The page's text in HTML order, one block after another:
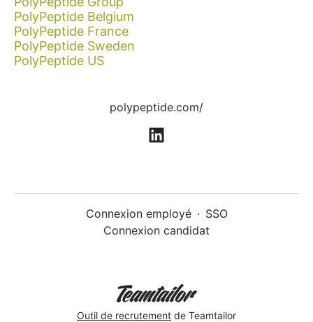
PolyPeptide Belgium
PolyPeptide France
PolyPeptide Sweden
PolyPeptide US
polypeptide.com/
Connexion employé · SSO
Connexion candidat
Outil de recrutement de Teamtailor